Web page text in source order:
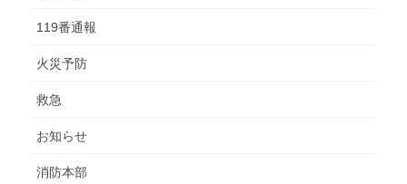
119番通報
火災予防
救急
お知らせ
消防本部